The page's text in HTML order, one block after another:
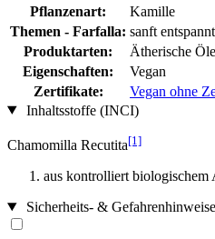
Pflanzenart:
Kamille
Themen - Farfalla: sanft entspannt
Produktarten:
Ätherische
Eigenschaften:
Vegan
Zertifikate:
Vegan ohne
Inhaltsstoffe (INCI)
Chamomilla Recutita[1]
aus kontrolliert biologischem
Sicherheits- & Gefahrenhinweise